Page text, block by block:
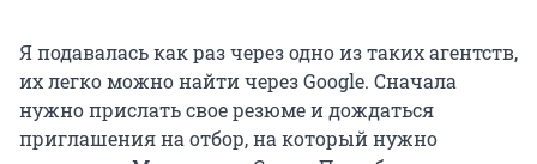
Я подавалась как раз через одно из таких агентств,
их легко можно найти через Google. Сначала
нужно прислать свое резюме и дождаться
приглашения на отбор, на который нужно